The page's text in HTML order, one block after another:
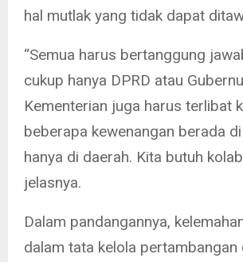
hal mutlak yang tidak dapat
“Semua harus bertanggung
cukup hanya DPRD atau
Kementerian juga harus terlibat
beberapa kewenangan berada
hanya di daerah. Kita butuh
jelasnya.
Dalam pandangannya,
dalam tata kelola pertambangan